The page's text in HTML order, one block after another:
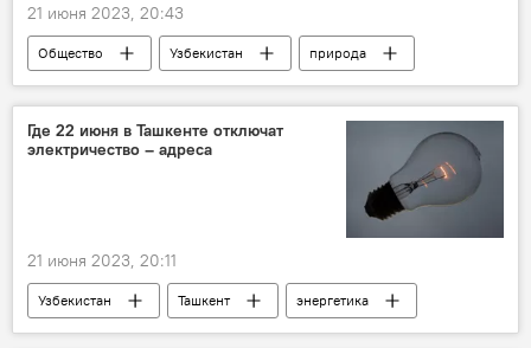
21 июня 2023, 20:43
Общество Узбекистан
природа
отдых
Где 22 июня в Ташкенте отключат
электричество – адреса
21 июня 2023, 20:11
Узбекистан Ташкент
энергетика
электричество